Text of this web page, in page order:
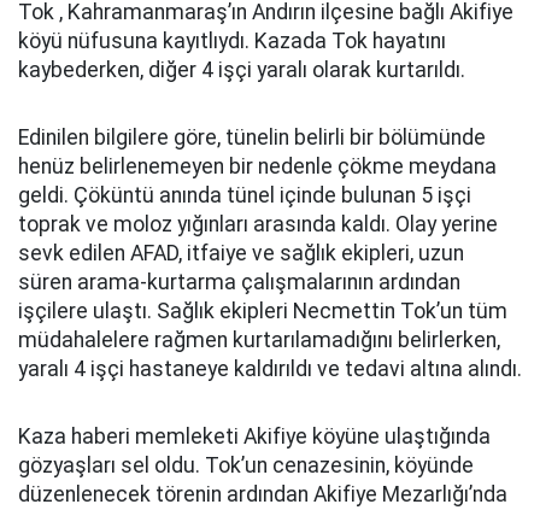
Tok , Kahramanmaraş’ın Andırın ilçesine bağlı Akifiye
köyü nüfusuna kayıtlıydı. Kazada Tok hayatını
kaybederken, diğer 4 işçi yaralı olarak kurtarıldı.
Edinilen bilgilere göre, tünelin belirli bir bölümünde
henüz belirlenemeyen bir nedenle çökme meydana
geldi. Çöküntü anında tünel içinde bulunan 5 işçi
toprak ve moloz yığınları arasında kaldı. Olay yerine
sevk edilen AFAD, itfaiye ve sağlık ekipleri, uzun
süren arama-kurtarma çalışmalarının ardından
işçilere ulaştı. Sağlık ekipleri Necmettin Tok’un tüm
müdahalelere rağmen kurtarılamadığını belirlerken,
yaralı 4 işçi hastaneye kaldırıldı ve tedavi altına alındı.
Kaza haberi memleketi Akifiye köyüne ulaştığında
gözyaşları sel oldu. Tok’un cenazesinin, köyünde
düzenlenecek törenin ardından Akifiye Mezarlığı’nda